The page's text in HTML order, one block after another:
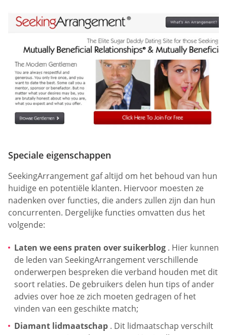
Speciale eigenschappen
SeekingArrangement gaf altijd om het behoud van hun
huidige en potentiële klanten. Hiervoor moesten ze
nadenken over functies, die anders zullen zijn dan hun
concurrenten. Dergelijke functies omvatten dus het
volgende:
Laten we eens praten over suikerblog . Hier kunnen
de leden van SeekingArrangement verschillende
onderwerpen bespreken die verband houden met dit
soort relaties. De gebruikers delen hun tips of ander
advies over hoe ze zich moeten gedragen of het
vinden van een geschikte match;
Diamant lidmaatschap . Dit lidmaatschap verschilt